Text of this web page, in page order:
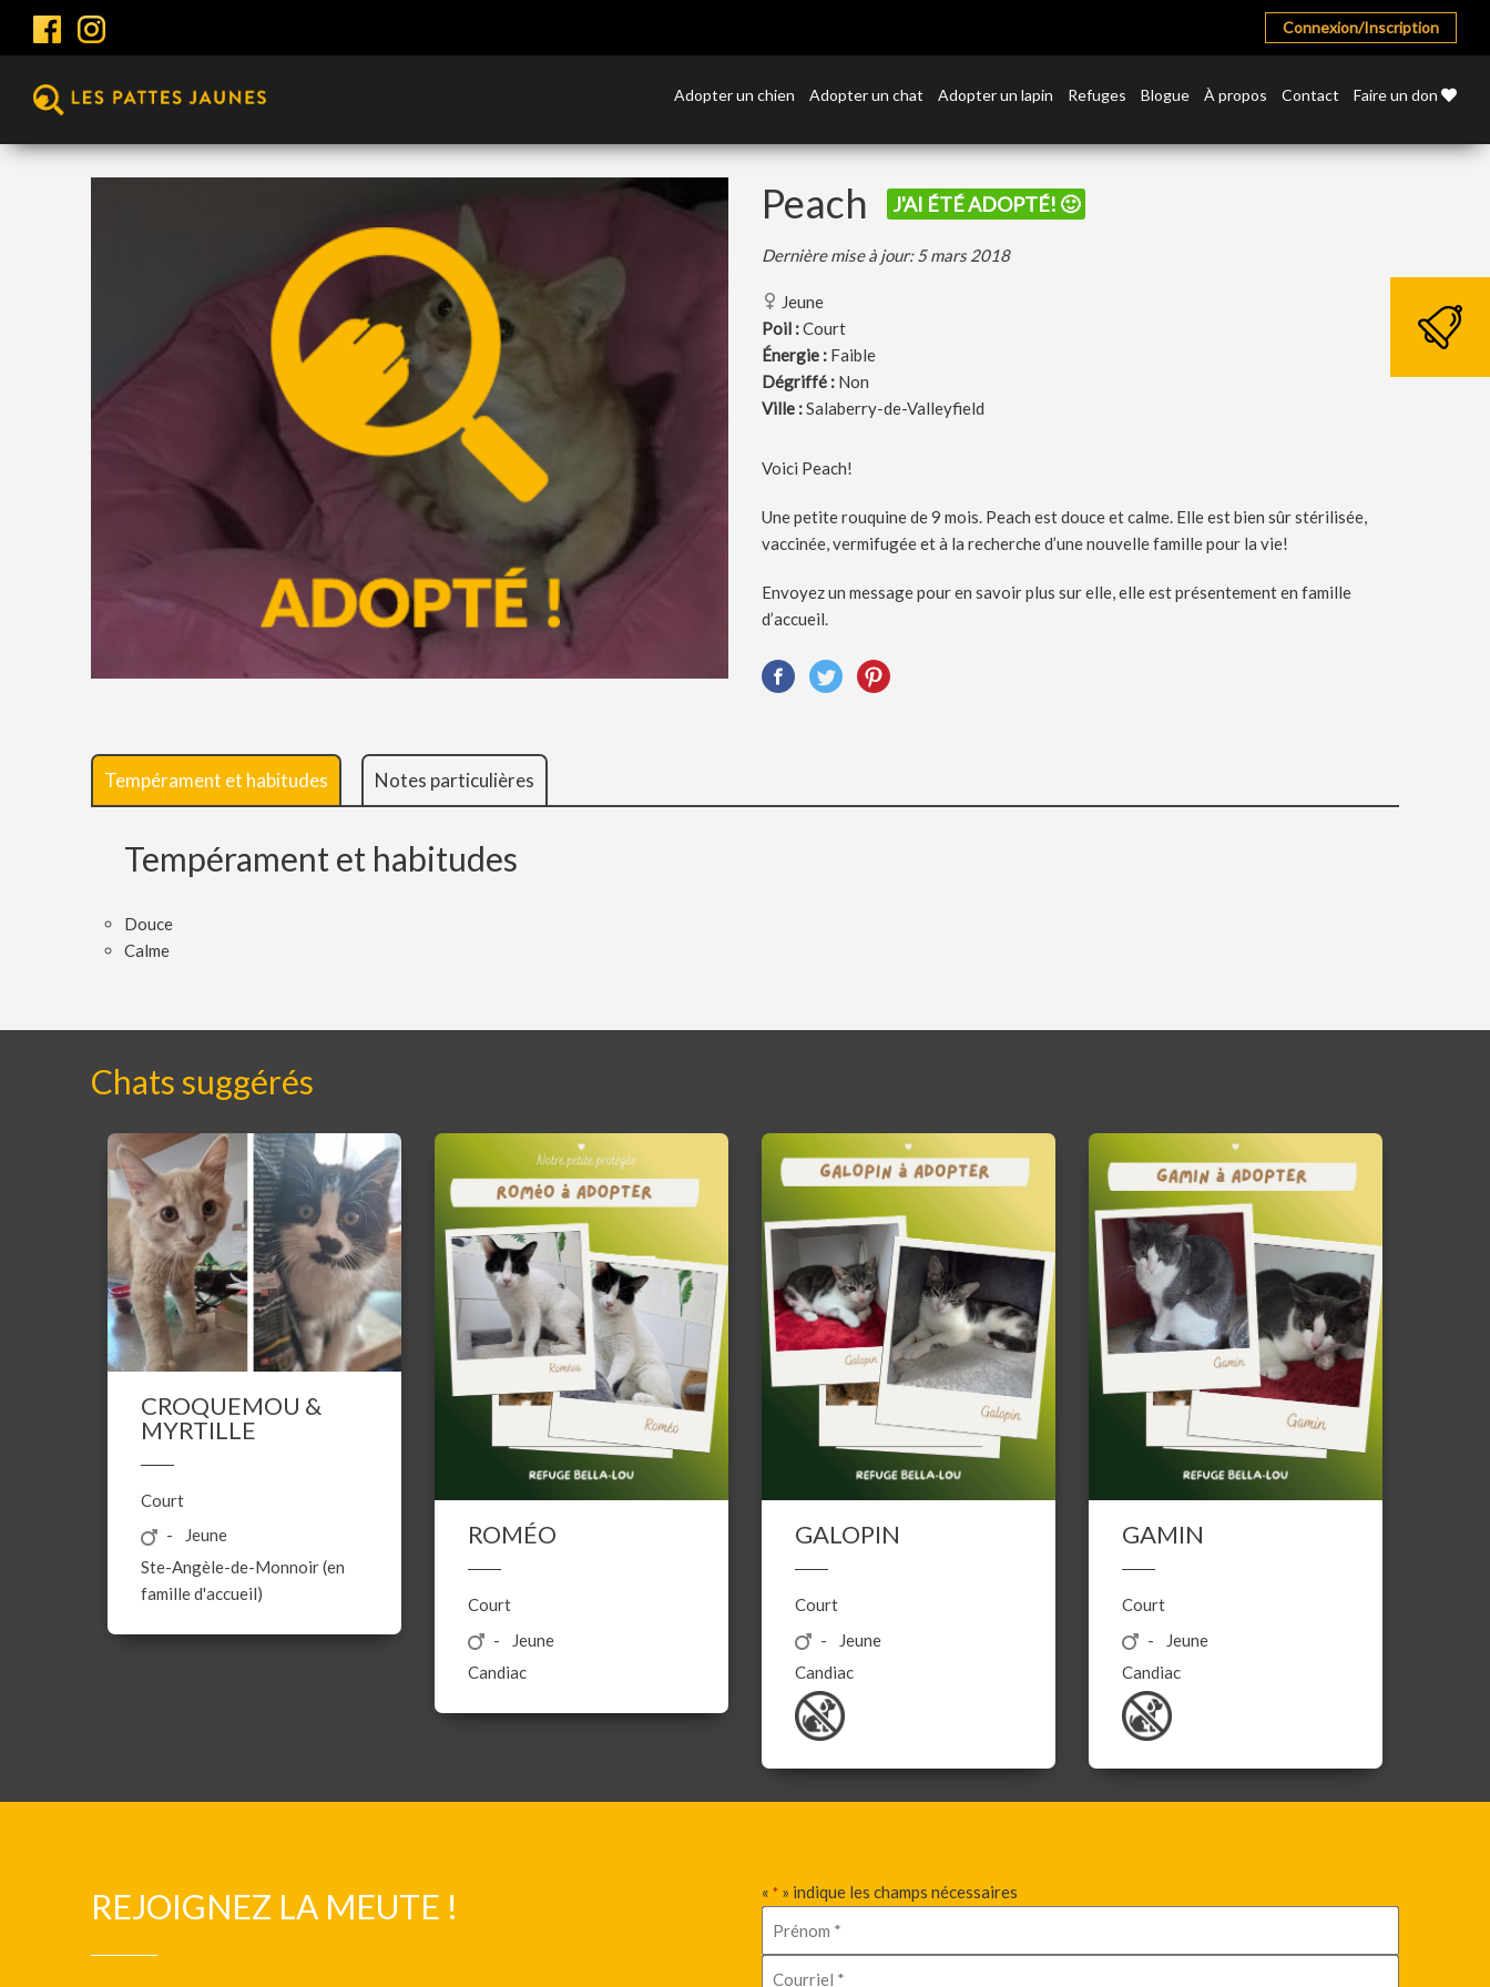
Connexion/Inscription
Adopter un chien Adopter un chat Adopter un lapin Refuges Blogue À propos Contact Faire un don
Peach J'AI ÉTÉ ADOPTÉ! 🙂
Dernière mise à jour: 5 mars 2018
Jeune
Poil :Court
Énergie : Faible
Dégriffé : Non
Ville :Salaberry-de-Valleyfield
Voici Peach!
Une petite rouquine de 9 mois. Peach est douce et calme. Elle est bien sûr stérilisée,
vaccinée, vermifugée et à la recherche d’une nouvelle famille pour la vie!
Envoyez un message pour en savoir plus sur elle, elle est présentement en famille
d’accueil.
Tempérament et habitudes Notes particulières
Tempérament et habitudes
Douce
Calme
Chats suggérés
CROQUEMOU &
MYRTILLE
Court
Jeune
Ste-Angèle-de-Monnoir (en
famille d'accueil)
ROMÉO
Court
Jeune
Candiac
GALOPIN
Court
Jeune
Candiac
GAMIN
Court
Jeune
Candiac
REJOIGNEZ LA MEUTE ! « * » indique les champs nécessaires